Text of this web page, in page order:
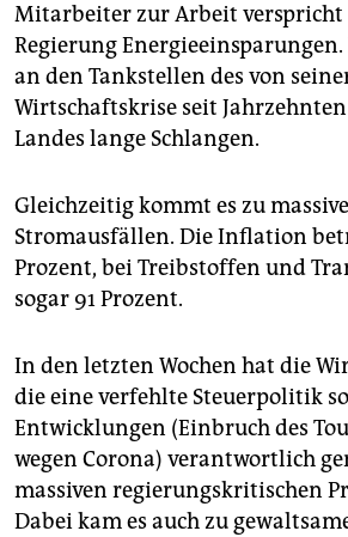
Mitarbeiter zur Arbeit verspricht
Regierung
an den Tankstellen des von
Wirtschaftskrise seit
Landes lange Schlangen.
Gleichzeitig kommt es zu
Stromausfällen. Die Inflation
Prozent, bei Treibstoffen und
sogar 91 Prozent.
In den letzten Wochen hat die
die eine verfehlte Steuerpolitik
Entwicklungen (Einbruch des
wegen Corona) verantwortlich
massiven regierungskritischen
Dabei kam es auch zu